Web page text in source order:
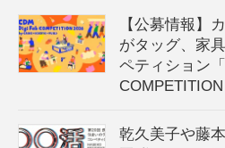
【公募情報】
がタッグ、家
ペティション
乾久美子や藤